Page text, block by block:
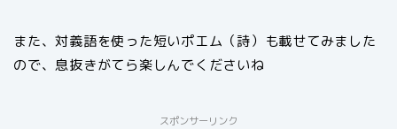
また、対義語を使った短いポエム（詩）も載せてみました
ので、息抜きがてら楽しんでくださいね
スポンサーリンク